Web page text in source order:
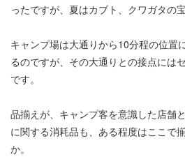
ったですが、夏はカブト、クワガタの
キャンプ場は大通りから10分程の位置
るのですが、その大通りとの接点には
です。
品揃えが、キャンプ客を意識した店舗
に関する消耗品も、ある程度はここで
か。